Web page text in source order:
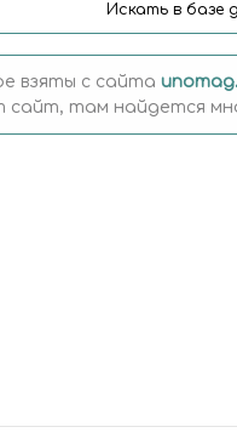
Искать в базе
взяты с сайта
там найдется